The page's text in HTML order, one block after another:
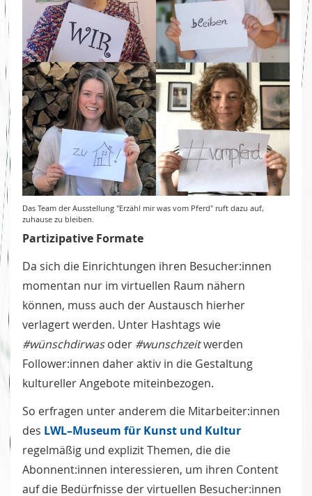
Das Team der Ausstellung "Erzähl mir was vom Pferd" ruft dazu auf,
zuhause zu bleiben.
Partizipative Formate
Da sich die Einrichtungen ihren Besucher:innen
momentan nur im virtuellen Raum nähern
können, muss auch der Austausch hierher
verlagert werden. Unter Hashtags wie
#wünschdirwasoder #wunschzeitwerden
Follower:innen daher aktiv in die Gestaltung
kultureller Angebote miteinbezogen.
So erfragen unter anderem die Mitarbeiter:innen
des LWL–Museum für Kunst und Kultur
regelmäßig und explizit Themen, die die
Abonnent:innen interessieren, um ihren Content
auf die Bedürfnisse der virtuellen Besucher:innen